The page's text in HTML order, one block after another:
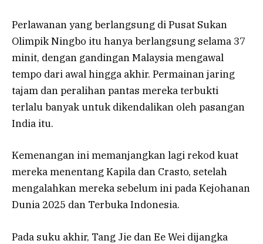
Perlawanan yang berlangsung di Pusat Sukan
Olimpik Ningbo itu hanya berlangsung selama 37
minit, dengan gandingan Malaysia mengawal
tempo dari awal hingga akhir. Permainan jaring
tajam dan peralihan pantas mereka terbukti
terlalu banyak untuk dikendalikan oleh pasangan
India itu.
Kemenangan ini memanjangkan lagi rekod kuat
mereka menentang Kapila dan Crasto, setelah
mengalahkan mereka sebelum ini pada Kejohanan
Dunia 2025 dan Terbuka Indonesia.
Pada suku akhir, Tang Jie dan Ee Wei dijangka